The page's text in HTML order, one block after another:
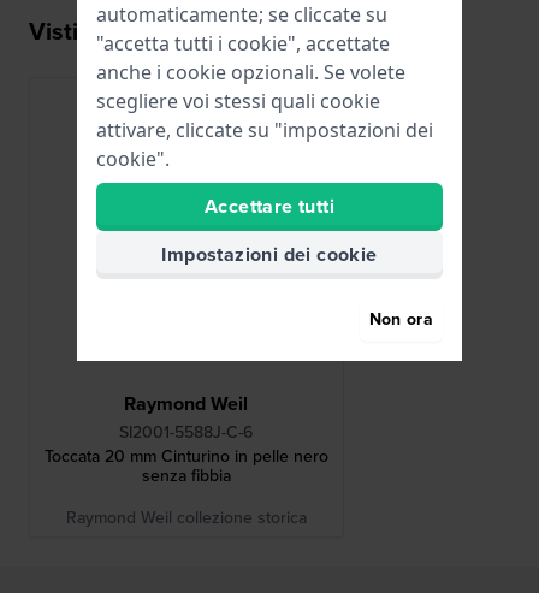
Visti di recente
Raymond Weil
SI2001-5588J-C-6
Toccata 20 mm Cinturino in pelle nero
senza fibbia
Raymond Weil collezione storica
automaticamente; se cliccate su
"accetta tutti i cookie", accettate
anche i cookie opzionali. Se volete
scegliere voi stessi quali cookie
attivare, cliccate su "impostazioni dei
cookie".
Accettare tutti
Impostazioni dei cookie
Non ora